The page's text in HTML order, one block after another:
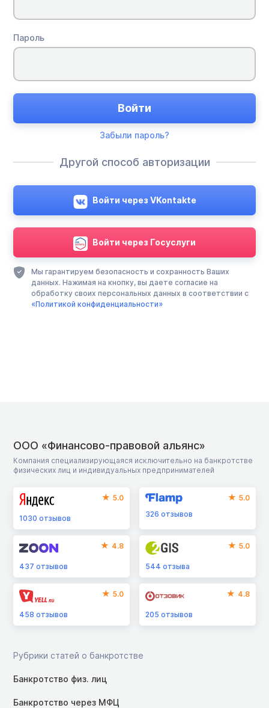
Пароль
Войти
Забыли пароль?
Другой способ авторизации
Войти через VKontakte
Войти через Госуслуги
Мы гарантируем безопасность и сохранность Ваших
данных. Нажимая на кнопку, вы даете согласие на
обработку своих персональных данных в соответствии с
«Политикой конфиденциальности»
ООО «Финансово-правовой альянс»
Компания специализирующаяся исключительно на банкротстве
физических лиц и индивидуальных предпринимателей
5.0
1030 отзывов
5.0
326отзывов
4.8
437 отзывов
5.0
544отзыва
5.0
458 отзывов
4.8
205отзывов
Рубрики статей о банкротстве
Банкротство физ. лиц
Банкротство через МФЦ